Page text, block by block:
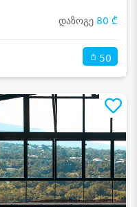
დაზოგე 80 ₾
50